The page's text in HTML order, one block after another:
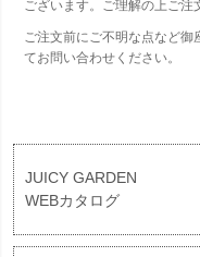
ございます。ご理解の上ご注
ご注文前にご不明な点など御
てお問い合わせください。
JUICY GARDEN
WEBカタログ